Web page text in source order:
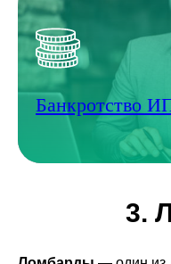
Банкротство
3.